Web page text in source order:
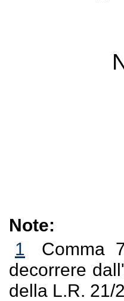
Note:
1
Comma
decorrere
della L.R. 21/